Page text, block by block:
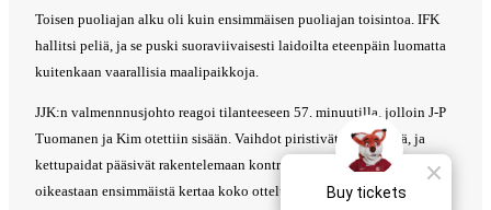
Toisen puoliajan alku oli kuin ensimmäisen puoliajan toisintoa. IFK
hallitsi peliä, ja se puski suoraviivaisesti laidoilta eteenpäin luomatta
kuitenkaan vaarallisia maalipaikkoja.
JJK:n valmennnusjohto reagoi tilanteeseen 57. minuutilla, jolloin J-P
Tuomanen ja Kim otettiin sisään. Vaihdot piristivät JJK:n peliä, ja
kettupaidat pääsivät rakentelemaan kontrolloituja hyökkäyksiä
oikeastaan ensimmäistä kertaa koko ottelussa.